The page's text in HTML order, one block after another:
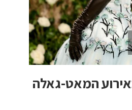
באירוע המאט-גאלה